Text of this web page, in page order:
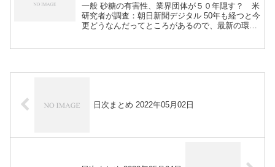
一般 砂糖の有害性、業界団体が５０年隠す？ 米
研究者が調査：朝日新聞デジタル 50年も経つと今
更どうなんだってところがあるので、最新の環境
日次まとめ 2022年05月02日